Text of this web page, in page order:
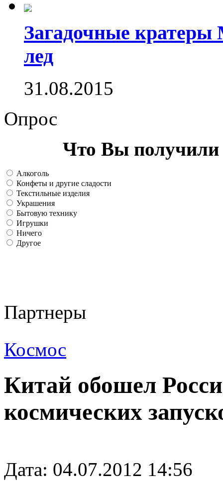
Загадочные
лед
31.08.2015
Опрос
Что Вы получили
Алкоголь
Конфеты и другие сладости
Текстильные изделия
Украшения
Бытовую технику
Игрушки
Ничего
Другое
Партнеры
Космос
Китай обошел
космических
Дата: 04.07.2012 14:56